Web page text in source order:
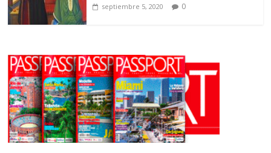
septiembre 5, 2020 0